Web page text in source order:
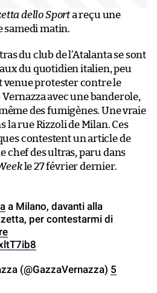
dello Sporta reçu une
samedi matin.
du club de l’Atalanta se sont
du quotidien italien, peu
venue protester contre le
avec une banderole,
des fumigènes. Une vraie
la rue Rizzoli de Milan. Ces
contestent un article de
chef des ultras, paru dans
le 27 février dernier.
a Milano, davanti alla
per contestarmi di
(@GazzaVernazza) 5